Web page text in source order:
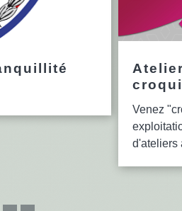
Venez
d'ateliers